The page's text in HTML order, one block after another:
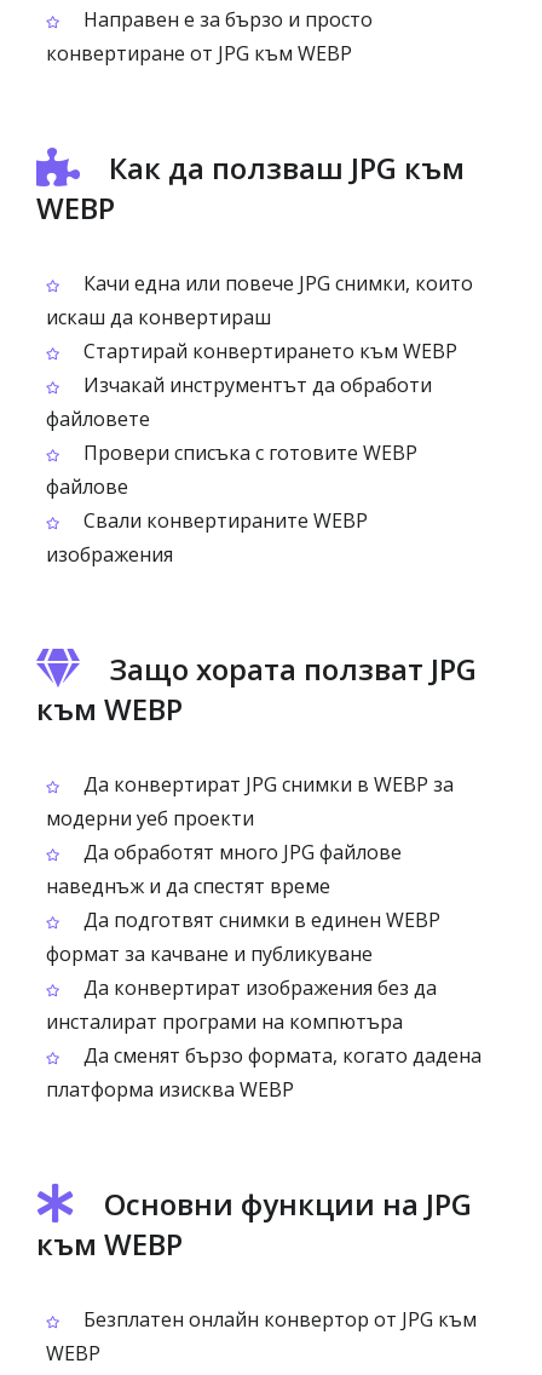
Направен е за бързо и просто
конвертиране от JPG към WEBP
Как да ползваш JPG към
WEBP
Качи една или повече JPG снимки, които
искаш да конвертираш
Стартирай конвертирането към WEBP
Изчакай инструментът да обработи
файловете
Провери списъка с готовите WEBP
файлове
Свали конвертираните WEBP
изображения
Защо хората ползват JPG
към WEBP
Да конвертират JPG снимки в WEBP за
модерни уеб проекти
Да обработят много JPG файлове
наведнъж и да спестят време
Да подготвят снимки в единен WEBP
формат за качване и публикуване
Да конвертират изображения без да
инсталират програми на компютъра
Да сменят бързо формата, когато дадена
платформа изисква WEBP
Основни функции на JPG
към WEBP
Безплатен онлайн конвертор от JPG към
WEBP